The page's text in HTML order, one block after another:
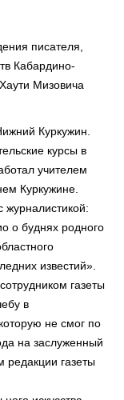
писателя,
Кабардино-
Мизовича
Куркужин.
курсы в
учителем
Куркужине.
журналистикой:
о буднях родного
известий».
газеты
в
не смог по
на заслуженный
редакции газеты